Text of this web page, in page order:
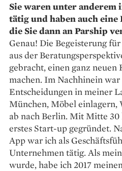
Sie waren unter anderem
tätig und haben auch
die Sie dann an Parship
Genau! Die Begeisterung
aus der
gebracht, einen ganz
machen. Im Nachhinein war
Entscheidungen in meiner
München, Möbel einlagern,
ab nach Berlin. Mit Mitte 30
erstes Start-up gegründet.
App war ich als
Unternehmen tätig. Als
wurde, habe ich 2017